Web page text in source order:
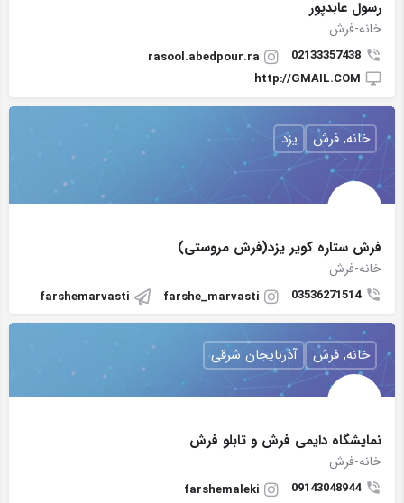
رسول عابدپور
خانه-فرش
02133357438
rasool.abedpour.ra
http://GMAIL.COM
فرش ستاره کویر یزد(فرش مروستی)
خانه-فرش
03536271514
farshe_marvasti
farshemarvasti
خانه, فرش یزد
نمایشگاه دایمی فرش و تابلو فرش
خانه-فرش
09143048944
farshemaleki
خانه, فرش آذربایجان شرقی